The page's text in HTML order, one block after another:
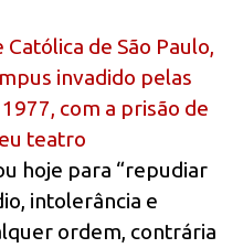
de São Paulo,
invadido pelas
com a prisão de
teatro
hoje para “repudiar
intolerância e
ordem, contrária